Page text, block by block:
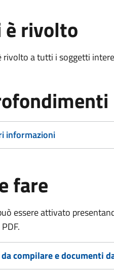
è rivolto
rivolto a tutti i soggetti
informazioni
fare
essere attivato
compilare e documenti